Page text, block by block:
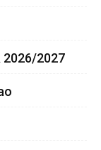
2026/2027